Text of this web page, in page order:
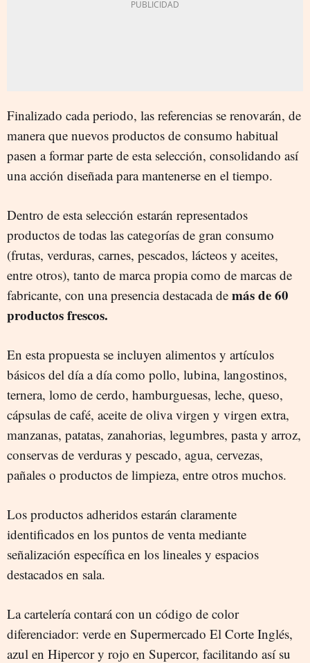
Finalizado cada periodo, las referencias se renovarán, de
manera que nuevos productos de consumo habitual
pasen a formar parte de esta selección, consolidando así
una acción diseñada para mantenerse en el tiempo.
Dentro de esta selección estarán representados
productos de todas las categorías de gran consumo
(frutas, verduras, carnes, pescados, lácteos y aceites,
entre otros), tanto de marca propia como de marcas de
fabricante, con una presencia destacada de más de 60
productos frescos.
En esta propuesta se incluyen alimentos y artículos
básicos del día a día como pollo, lubina, langostinos,
ternera, lomo de cerdo, hamburguesas, leche, queso,
cápsulas de café, aceite de oliva virgen y virgen extra,
manzanas, patatas, zanahorias, legumbres, pasta y arroz,
conservas de verduras y pescado, agua, cervezas,
pañales o productos de limpieza, entre otros muchos.
Los productos adheridos estarán claramente
identificados en los puntos de venta mediante
señalización específica en los lineales y espacios
destacados en sala.
La cartelería contará con un código de color
diferenciador: verde en Supermercado El Corte Inglés,
azul en Hipercor y rojo en Supercor, facilitando así su